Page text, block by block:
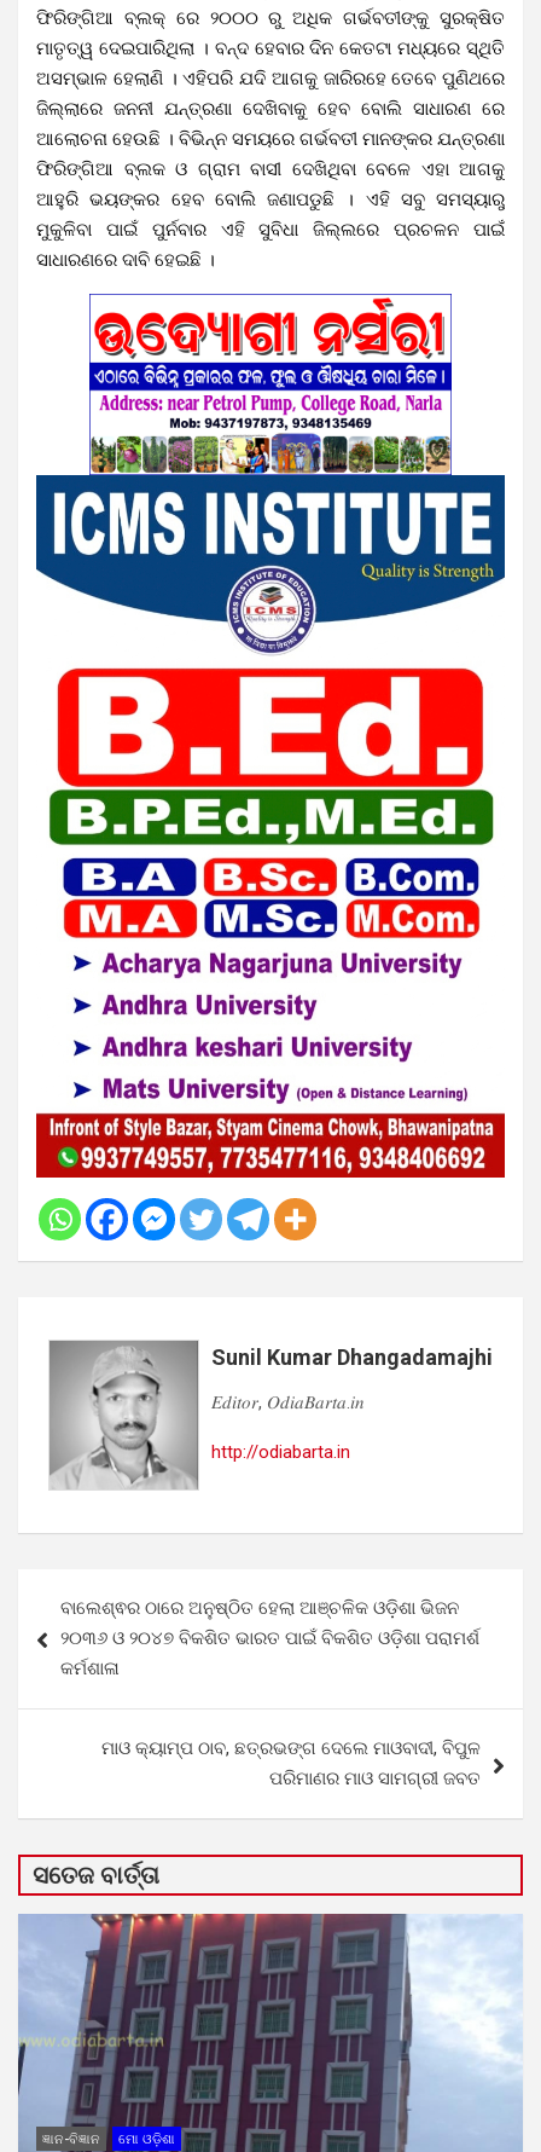
ଫିରିଙ୍ଗିଆ ବ୍ଲକ୍ ରେ ୨୦୦୦ ରୁ ଅଧିକ ଗର୍ଭବତୀଙ୍କୁ ସୁରକ୍ଷିତ
ମାତୃତ୍ୱ ଦେଇପାରିଥିଲା । ବନ୍ଦ ହେବାର ଦିନ କେତଟା ମଧ୍ୟରେ ସ୍ଥିତି
ଅସମ୍ଭାଳ ହେଲାଣି । ଏହିପରି ଯଦି ଆଗକୁ ଜାରିରହେ ତେବେ ପୁଣିଥରେ
ଜିଲ୍ଲାରେ ଜନନୀ ଯନ୍ତ୍ରଣା ଦେଖିବାକୁ ହେବ ବୋଲି ସାଧାରଣ ରେ
ଆଲୋଚନା ହେଉଛି । ବିଭିନ୍ନ ସମୟରେ ଗର୍ଭବତୀ ମାନଙ୍କର ଯନ୍ତ୍ରଣା
ଫିରିଙ୍ଗିଆ ବ୍ଲକ ଓ ଗ୍ରାମ ବାସୀ ଦେଖିଥିବା ବେଳେ ଏହା ଆଗକୁ
ଆହୁରି ଭୟଙ୍କର ହେବ ବୋଲି ଜଣାପଡୁଛି । ଏହି ସବୁ ସମସ୍ୟାରୁ
ମୁକୁଳିବା ପାଇଁ ପୁର୍ନବାର ଏହି ସୁବିଧା ଜିଲ୍ଲରେ ପ୍ରଚଳନ ପାଇଁ
ସାଧାରଣରେ ଦାବି ହେଇଛି ।
Sunil Kumar Dhangadamajhi
𝐸𝑑𝑖𝑡𝑜𝑟, 𝑂𝑑𝑖𝑎𝐵𝑎𝑟𝑡𝑎.𝑖𝑛
http://odiabarta.in
navigation
ବାଲେଶ୍ଵର ଠାରେ ଅନୁଷ୍ଠିତ ହେଲା ଆଞ୍ଚଳିକ ଓଡ଼ିଶା ଭିଜନ
୨୦୩୬ ଓ ୨୦୪୭ ବିକଶିତ ଭାରତ ପାଇଁ ବିକଶିତ ଓଡ଼ିଶା ପରାମର୍ଶ
କର୍ମଶାଳା
ମାଓ କ୍ୟାମ୍ପ ଠାବ, ଛତ୍ରଭଙ୍ଗ ଦେଲେ ମାଓବାଦୀ, ବିପୁଳ
ପରିମାଣର ମାଓ ସାମଗ୍ରୀ ଜବତ
ସତେଜ ବାର୍ତ୍ତା
ଜ୍ଞାନ-ବିଜ୍ଞାନ ମୋ ଓଡ଼ିଶା